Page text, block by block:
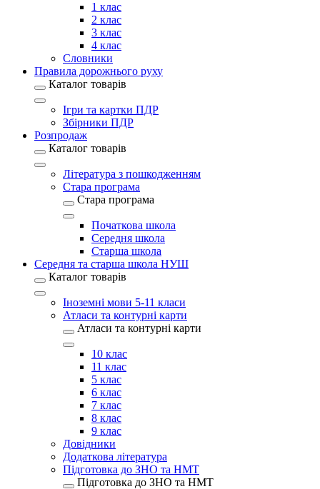
1 клас
2 клас
3 клас
4 клас
Словники
Правила дорожнього руху
Каталог товарів
Ігри та картки ПДР
Збірники ПДР
Розпродаж
Каталог товарів
Література з пошкодженням
Стара програма
Стара програма
Початкова школа
Середня школа
Старша школа
Середня та старша школа НУШ
Каталог товарів
Іноземні мови 5-11 класи
Атласи та контурні карти
Атласи та контурні карти
10 клас
11 клас
5 клас
6 клас
7 клас
8 клас
9 клас
Довідники
Додаткова література
Підготовка до ЗНО та НМТ
Підготовка до ЗНО та НМТ